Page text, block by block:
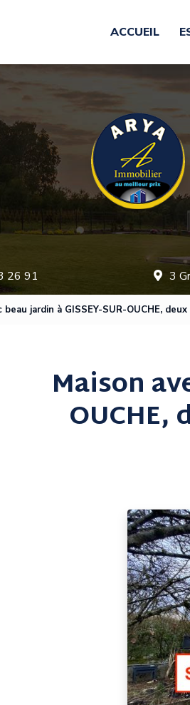
ACCUEIL
26 91 3
beau jardin à GISSEY-SUR-OUCHE,
Maison
OUCHE,